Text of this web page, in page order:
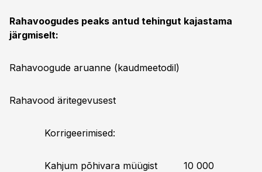
Rahavoogudes peaks antud tehingut kajastama
järgmiselt:
Rahavoogude aruanne (kaudmeetodil)
Rahavood äritegevusest
Korrigeerimised:
Kahjum põhivara müügist 10 000